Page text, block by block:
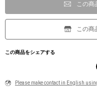
この商
この商
この商品をシェアする
Please make contact in English